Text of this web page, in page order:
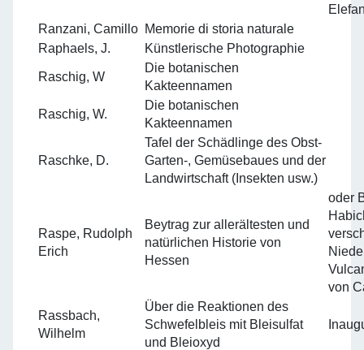
Ranzani, Camillo Memorie di storia naturale
Raphaels, J.
Künstlerische Photographie
Raschig, W
Die botanischen
Kakteennamen
Raschig, W.
Die botanischen
Kakteennamen
Raschke, D.
Tafel der Schädlinge des Obst-
Garten-, Gemüsebaues und der
Landwirtschaft (Insekten usw.)
Raspe, Rudolph
Erich
Beytrag zur allerältesten und
natürlichen Historie von
Hessen
oder
von
Rassbach,
Wilhelm
Über die Reaktionen des
Schwefelbleis mit Bleisulfat
und Bleioxyd